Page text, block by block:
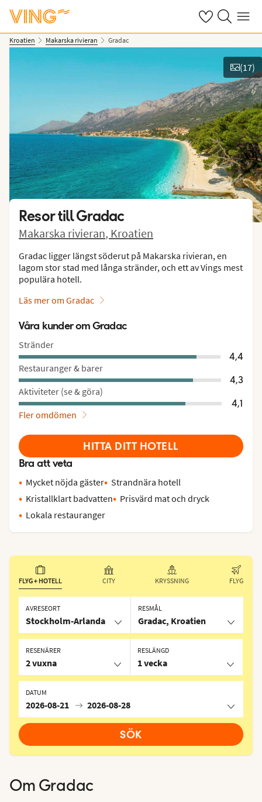
Se dinaSök på ving.se
Meny
Kroatien Makarska rivieran Gradac
(17)
Resor tillGradac
Makarska rivieran, Kroatien
Gradac ligger längst söderut på Makarska rivieran, en
lagom stor stad med långa stränder, och ett av Vings mest
populära hotell.
Läs mer om Gradac
Våra kunder om Gradac
Stränder
4,4
Restauranger & barer
4,3
Aktiviteter (se & göra)
4,1
Fler omdömen
HITTA DITT HOTELL
Bra att veta
Mycket nöjda gäster
Strandnära hotell
Kristallklart badvatten
Prisvärd mat och dryck
Lokala restauranger
FLYG + HOTELL CITY KRYSSNING FLYG
AVRESEORT
Stockholm-Arlanda
RESMÅL
Gradac, Kroatien
RESLÄNGD
1 vecka
DATUM
2026-08-21 2026-08-28
RESENÄRER
2 vuxna
SÖK
Om Gradac